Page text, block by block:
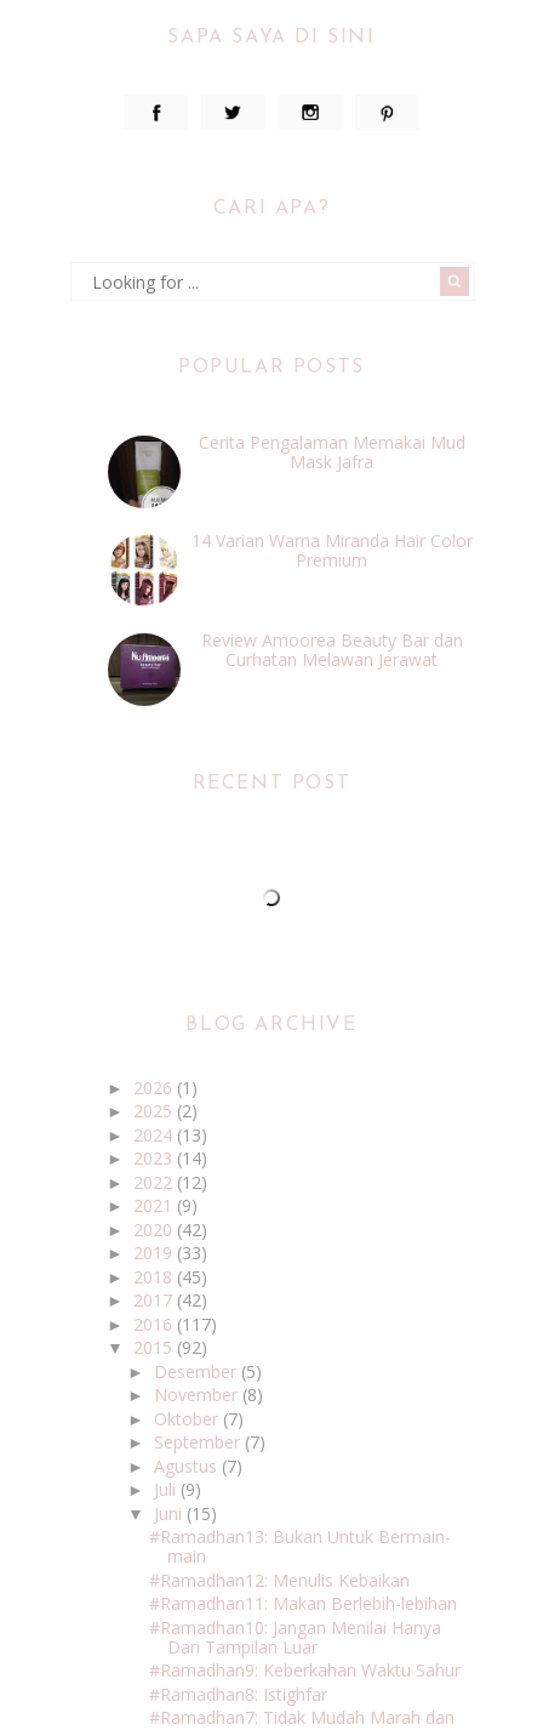
SAPA SAYA DI SINI
CARI APA?
POPULAR POSTS
Cerita Pengalaman Memakai Mud
Mask Jafra
14 Varian Warna Miranda Hair Color
Premium
Review Amoorea Beauty Bar dan
Curhatan Melawan Jerawat
RECENT POST
BLOG ARCHIVE
► 2026 (1)
► 2025 (2)
► 2024 (13)
► 2023 (14)
► 2022 (12)
► 2021 (9)
► 2020 (42)
► 2019 (33)
► 2018 (45)
► 2017 (42)
► 2016 (117)
▼ 2015 (92)
► Desember (5)
► November (8)
► Oktober (7)
► September (7)
►Agustus (7)
► Juli (9)
▼ Juni (15)
#Ramadhan13: Bukan Untuk Bermain-
main
#Ramadhan12: Menulis Kebaikan
#Ramadhan11: Makan Berlebih-lebihan
#Ramadhan10: Jangan Menilai Hanya
Dari Tampilan Luar
#Ramadhan9: Keberkahan Waktu Sahur
#Ramadhan8: Istighfar
#Ramadhan7: Tidak Mudah Marah dan